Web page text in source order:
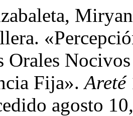
Orales
Fija».Areté
agosto